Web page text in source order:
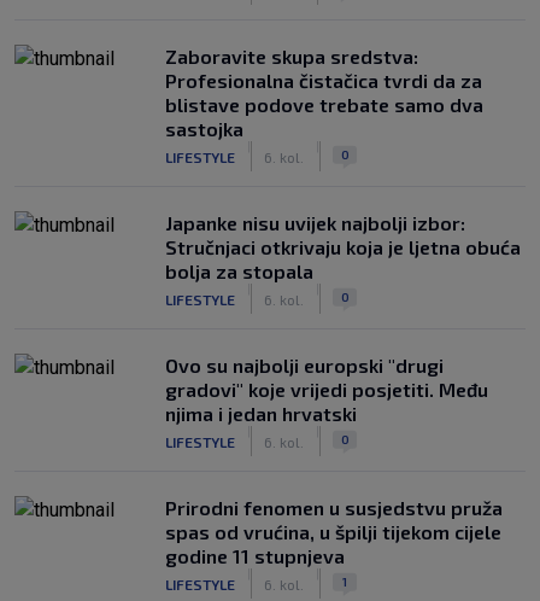
Zaboravite skupa sredstva:
Profesionalna čistačica tvrdi da za
blistave podove trebate samo dva
sastojka
LIFESTYLE 6. kol. 0
Japanke nisu uvijek najbolji izbor:
Stručnjaci otkrivaju koja je ljetna obuća
bolja za stopala
LIFESTYLE 6. kol. 0
Ovo su najbolji europski "drugi
gradovi" koje vrijedi posjetiti. Među
njima i jedan hrvatski
LIFESTYLE 6. kol. 0
Prirodni fenomen u susjedstvu pruža
spas od vrućina, u špilji tijekom cijele
godine 11 stupnjeva
LIFESTYLE 6. kol. 1